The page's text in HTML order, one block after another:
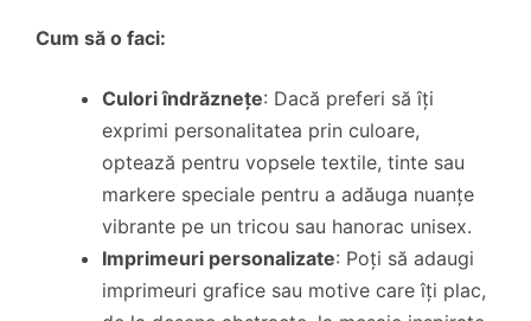
Cum să o faci:
Culori îndrăznețe: Dacă preferi să îți
exprimi personalitatea prin culoare,
optează pentru vopsele textile, tinte sau
markere speciale pentru a adăuga nuanțe
vibrante pe un tricou sau hanorac unisex.
Imprimeuri personalizate: Poți să adaugi
imprimeuri grafice sau motive care îți plac,